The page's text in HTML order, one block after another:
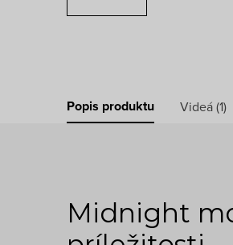
Popis produktu Videá (1)
Midnight